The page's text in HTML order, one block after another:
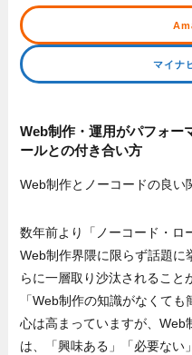
マイナ
Web制作・運用がパフォー
ールとの付き合い方
Web制作とノーコードの良い
数年前より「ノーコード・ロ
Web制作界隈に限らず話題に
らに一層取り沙汰されること
「Web制作の知識がなくて
心は高まっていますが、Web
は、「興味ある」「必要ない